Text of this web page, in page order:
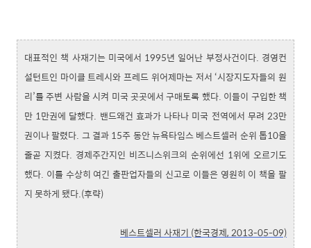
대표적인 책 사재기는 미국에서 1995년 일어난 부정사건이다. 경영컨
설턴트인 마이클 트레시와 프레드 위어제마는 저서 ‘시장지도자들의 원
리’를 주변 사람을 시켜 미국 곳곳에서 구매토록 했다. 이들이 구입한 책
만 1만권에 달했다. 밴드왜건 효과가 나타나 미국 전역에서 무려 23만
권이나 팔렸다. 그 결과 15주 동안 뉴욕타임스 베스트셀러 순위 톱10을
줄곧 지켰다. 경제주간지인 비즈니스위크의 순위에선 1위에 오르기도
했다. 이를 수상히 여긴 출판업자들의 신고로 이들은 영원히 이 책을 팔
지 못하게 됐다.(후략)
베스트셀러 사재기 (한국경제, 2013-05-09)